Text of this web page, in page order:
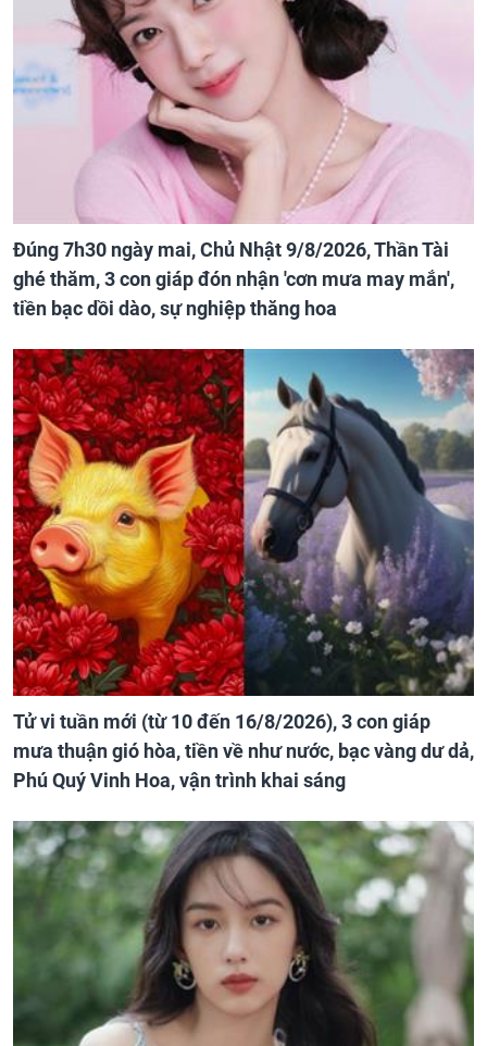
Đúng 7h30 ngày mai, Chủ Nhật 9/8/2026, Thần Tài
ghé thăm, 3 con giáp đón nhận 'cơn mưa may mắn',
tiền bạc dồi dào, sự nghiệp thăng hoa
Tử vi tuần mới (từ 10 đến 16/8/2026), 3 con giáp
mưa thuận gió hòa, tiền về như nước, bạc vàng dư dả,
Phú Quý Vinh Hoa, vận trình khai sáng